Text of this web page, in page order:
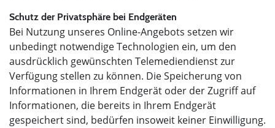
Schutz der Privatsphäre bei Endgeräten
Bei Nutzung unseres Online-Angebots setzen wir
unbedingt notwendige Technologien ein, um den
ausdrücklich gewünschten Telemediendienst zur
Verfügung stellen zu können. Die Speicherung von
Informationen in Ihrem Endgerät oder der Zugriff auf
Informationen, die bereits in Ihrem Endgerät
gespeichert sind, bedürfen insoweit keiner Einwilligung.